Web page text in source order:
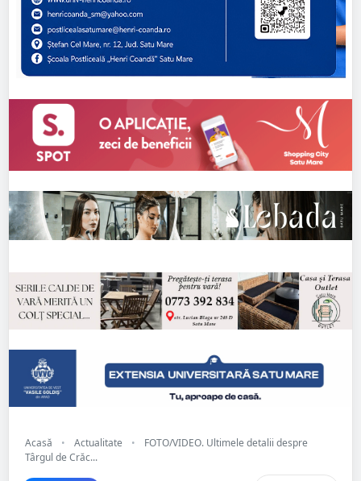
Acasă • Actualitate •
FOTO/VIDEO. Ultimele detalii despre
Târgul de Crăc...